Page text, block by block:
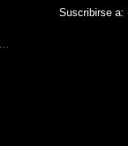
Suscribirse a: